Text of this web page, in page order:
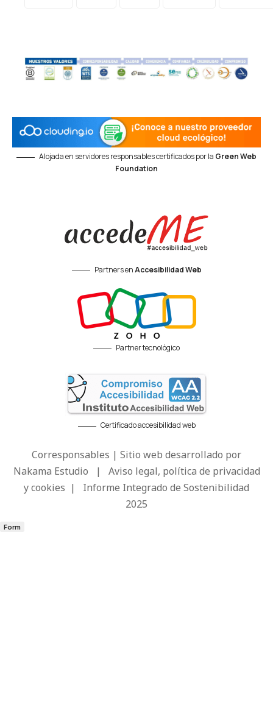
Alojada en servidores responsables certificados por la Green Web
Foundation
Partners enAccesibilidad Web
Partner tecnológico
Certificado accesibilidad web
Corresponsables | Sitio web desarrollado por
Nakama Estudio | Aviso legal, política de privacidad
y cookies | Informe Integrado de Sostenibilidad
2025
Form